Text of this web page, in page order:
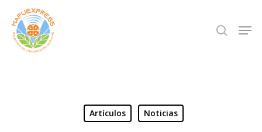
Skip
main
search
Artículos Noticias
Close